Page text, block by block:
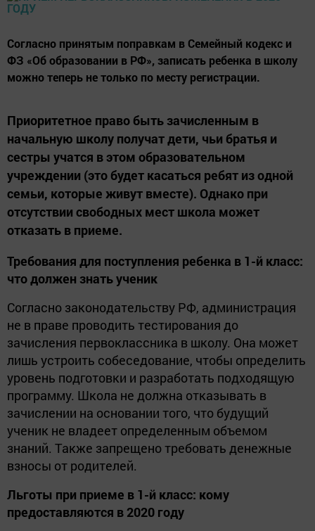
Согласно принятым поправкам в Семейный кодекс и
ФЗ «Об образовании в РФ», записать ребенка в школу
можно теперь не только по месту регистрации.
Приоритетное право быть зачисленным в
начальную школу получат дети, чьи братья и
сестры учатся в этом образовательном
учреждении (это будет касаться ребят из одной
семьи, которые живут вместе). Однако при
отсутствии свободных мест школа может
отказать в приеме.
Требования для поступления ребенка в 1-й класс:
что должен знать ученик
Согласно законодательству РФ, администрация
не в праве проводить тестирования до
зачисления первоклассника в школу. Она может
лишь устроить собеседование, чтобы определить
уровень подготовки и разработать подходящую
программу. Школа не должна отказывать в
зачислении на основании того, что будущий
ученик не владеет определенным объемом
знаний. Также запрещено требовать денежные
взносы от родителей.
Льготы при приеме в 1-й класс: кому
предоставляются в 2020 году